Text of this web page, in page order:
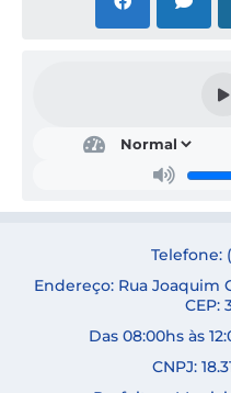
etar
A
Telefone:
Endereço: Rua Joaquim
CEP:
Das 08:00hs às
CNPJ: